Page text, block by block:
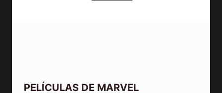
PELÍCULAS DE MARVEL